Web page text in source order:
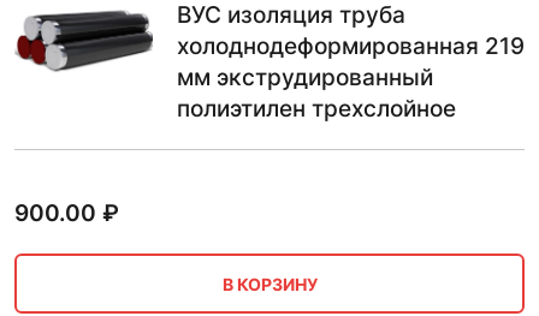
ВУС изоляция труба
холоднодеформированная 219
мм экструдированный
полиэтилен трехслойное
900.00 ₽
В КОРЗИНУ